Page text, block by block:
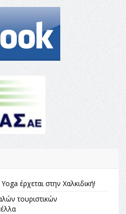
έρχεται στην Χαλκιδική!
τουριστικών